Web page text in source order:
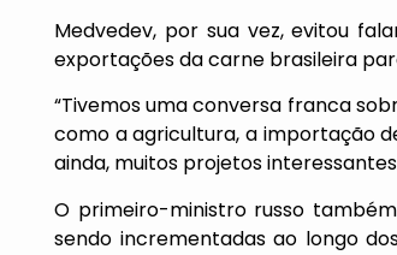
Medvedev, por sua vez, evitou
exportações da carne brasileira
“Tivemos uma conversa franca
como a agricultura, a importação
ainda, muitos projetos
O primeiro-ministro russo
sendo incrementadas ao longo